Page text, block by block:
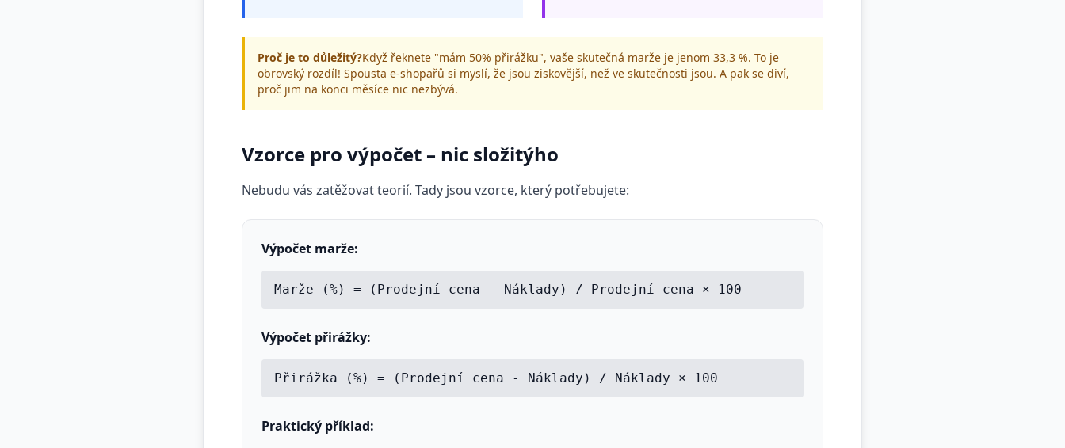
Proč je to důležitý?Když řeknete "mám 50% přirážku", vaše skutečná marže je jenom 33,3 %. To je
obrovský rozdíl! Spousta e-shopařů si myslí, že jsou ziskovější, než ve skutečnosti jsou. A pak se diví,
proč jim na konci měsíce nic nezbývá.
Vzorce pro výpočet – nic složitýho
Nebudu vás zatěžovat teorií. Tady jsou vzorce, který potřebujete:
Výpočet marže:
Marže (%) = (Prodejní cena - Náklady) / Prodejní cena × 100
Výpočet přirážky:
Přirážka (%) = (Prodejní cena - Náklady) / Náklady × 100
Praktický příklad: